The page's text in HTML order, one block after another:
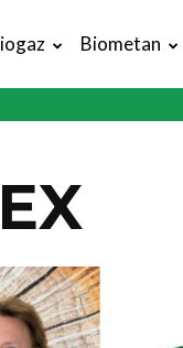
Biometan